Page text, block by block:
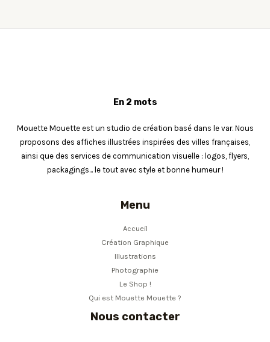
du
En 2 mots
Mouette Mouette est un studio de création basé dans le var. Nous
proposons des affiches illustrées inspirées des villes françaises,
ainsi que des services de communication visuelle : logos, flyers,
packagings... le tout avec style et bonne humeur !
Menu
Accueil
Création Graphique
Illustrations
Photographie
Le Shop !
Qui est Mouette Mouette ?
Nous contacter